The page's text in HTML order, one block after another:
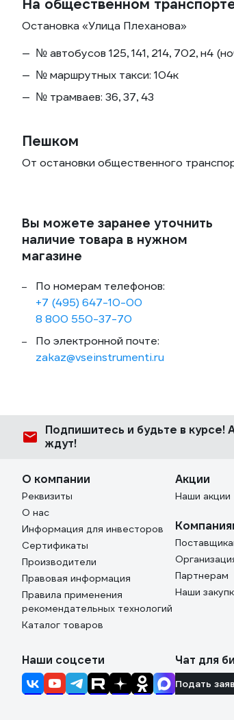
На общественном
Остановка «Улица Плеханова»
№ автобусов 125, 141, 214, 702, н4
№ маршрутных такси: 104к
№ трамваев: 36, 37, 43
Пешком
От остановки общественного
Вы можете заранее уточнить
наличие товара в нужном
магазине
По номерам телефонов:
+7 (495) 647-10-00
8 800 550-37-70
По электронной почте:
zakaz@vseinstrumenti.ru
Подпишитесь и будьте в курсе!
ждут!
О компании
Реквизиты
О нас
Информация для инвесторов
Сертификаты
Производители
Правовая информация
Правила применения
рекомендательных технологий
Каталог товаров
Акции
Наши акции
Партнерам
Наши
Наши соцсети Чат для
Подать